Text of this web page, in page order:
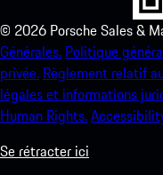
© 2026 Porsche Sales &
Générales. Politique
privée. Règlement relatif
légales et informations
Human Rights.
Se rétracter ici